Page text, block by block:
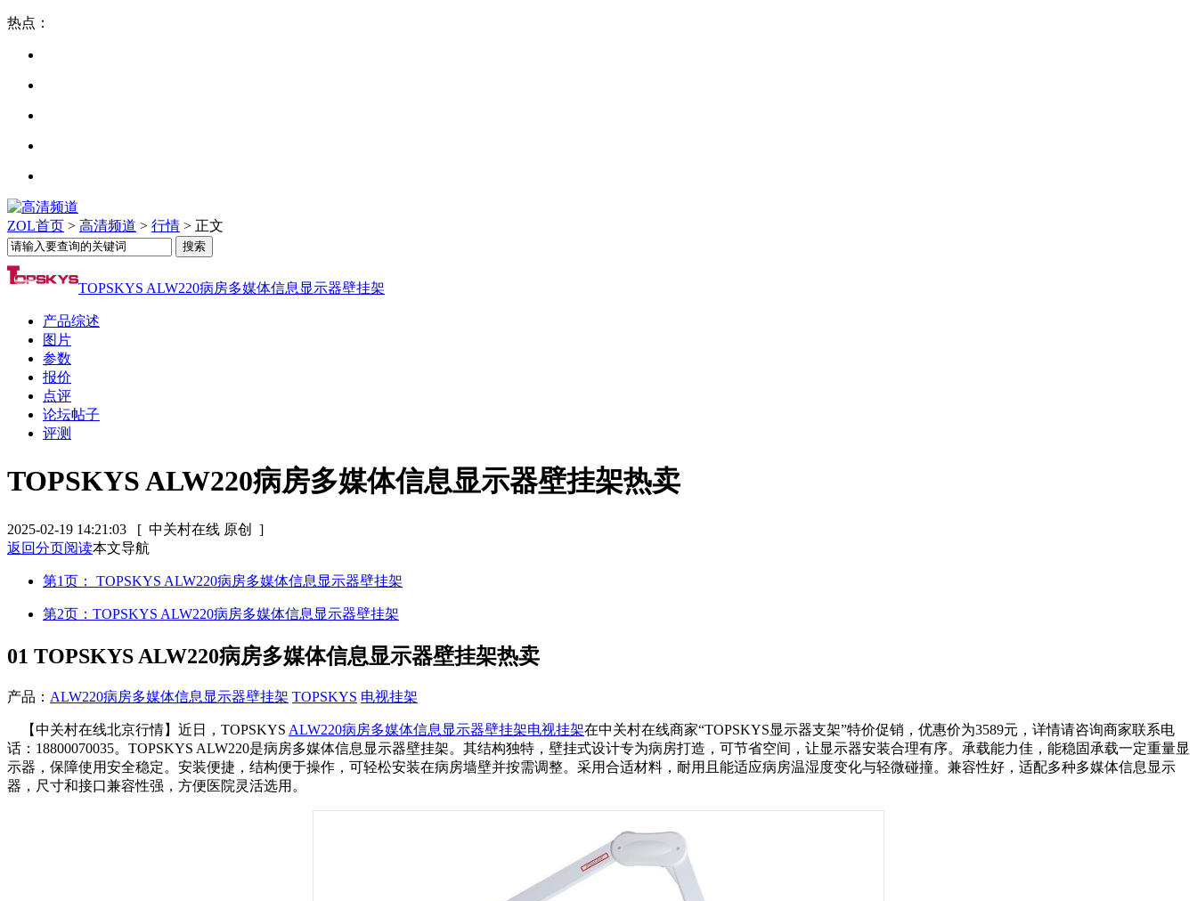
热点：
ZOL首页 > 高清频道 > 行情 > 正文
TOPSKYS ALW220病房多媒体信息显示器壁挂架
产品综述
图片
参数
报价
点评
论坛帖子
评测
TOPSKYS ALW220病房多媒体信息显示器壁挂架热卖
2025-02-19 14:21:03
[ 中关村在线 原创 ]
返回分页阅读本文导航
第1页： TOPSKYS ALW220病房多媒体信息显示器壁挂架
第2页：TOPSKYS ALW220病房多媒体信息显示器壁挂架
01 TOPSKYS ALW220病房多媒体信息显示器壁挂架热卖
产品： ALW220病房多媒体信息显示器壁挂架 TOPSKYS 电视挂架
【中关村在线北京行情】近日，TOPSKYS ALW220病房多媒体信息显示器壁挂架电视挂架在中关村在线商家“TOPSKYS显示器支架”特价促销，优惠价为3589元，详情请咨询商家联系电
话：18800070035。TOPSKYS ALW220是病房多媒体信息显示器壁挂架。其结构独特，壁挂式设计专为病房打造，可节省空间，让显示器安装合理有序。承载能力佳，能稳固承载一定重量显
示器，保障使用安全稳定。安装便捷，结构便于操作，可轻松安装在病房墙壁并按需调整。采用合适材料，耐用且能适应病房温湿度变化与轻微碰撞。兼容性好，适配多种多媒体信息显示
器，尺寸和接口兼容性强，方便医院灵活选用。